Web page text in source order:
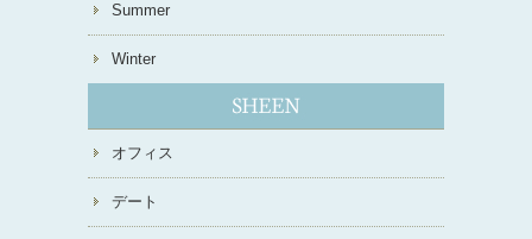
Summer
Winter
オフィス
デート